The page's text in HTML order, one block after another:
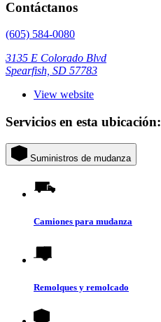
Contáctanos
(605) 584-0080
3135 E Colorado Blvd
Spearfish, SD 57783
View website
Servicios en esta ubicación:
Suministros de mudanza
Camiones para mudanza
Remolques y remolcado